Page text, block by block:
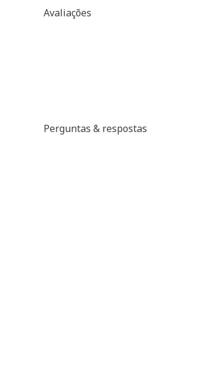
Avaliações
Perguntas & respostas